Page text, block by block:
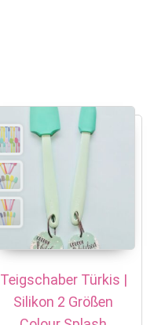
Teigschaber Türkis |
Silikon 2 Größen